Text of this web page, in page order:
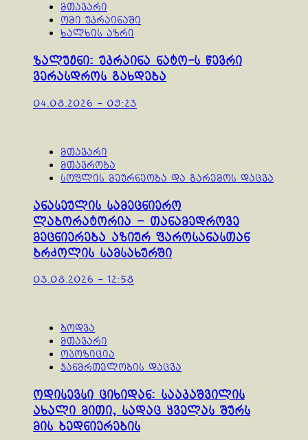
მთავარი
ომი უკრაინაში
ხალხის აზრი
ზალუჟნი: უკრაინა ნატო-ს წევრი
ვერასდროს გახდება
04.08.2026 - 09:23
მთავარი
მთავრობა
სოფლის მეურნეობა და გარემოს დაცვა
ანასეულის სამეცნიერო
ლაბორატორია – თანამედროვე
მეცნიერება აზიურ ფაროსანასთან
ბრძოლის სამსახურში
03.08.2026 - 12:58
ბოდვა
მთავარი
ოპოზიცია
ჯანმრთელობის დაცვა
ოდისევსი ციხიდან: სააკაშვილის
ახალი მითი, სადაც ყველას შურს
მის ბედნიერების